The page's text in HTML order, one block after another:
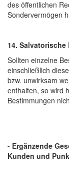
des öffentlichen
Sondervermögen
14. Salvatorische
Sollten einzelne
einschließlich
bzw. unwirksam
enthalten, so wird
Bestimmungen
- Ergänzende
Kunden und